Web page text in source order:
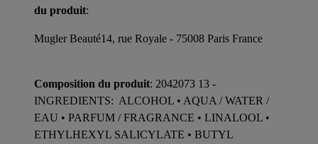
du produit:
Mugler Beauté14, rue Royale - 75008 Paris France
Composition du produit: 2042073 13 -
INGREDIENTS: ALCOHOL • AQUA / WATER /
EAU • PARFUM / FRAGRANCE • LINALOOL •
ETHYLHEXYL SALICYLATE • BUTYL